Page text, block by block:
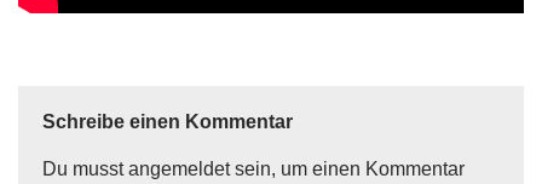
Schreibe einen Kommentar
Du musstangemeldetsein, um einen Kommentar